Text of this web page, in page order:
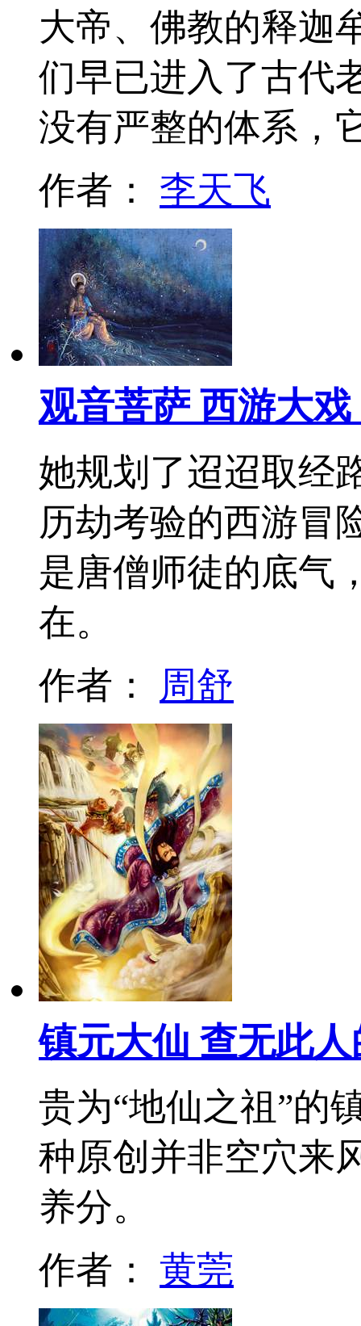
大帝、佛教的释迦
们早已进入了古代
没有严整的体系
作者： 李天飞
观音菩萨 西游大
她规划了迢迢取经
历劫考验的西游冒
是唐僧师徒的底气
在。
作者： 周舒
镇元大仙 查无此
贵为“地仙之祖”的
种原创并非空穴来
养分。
作者： 黄莞